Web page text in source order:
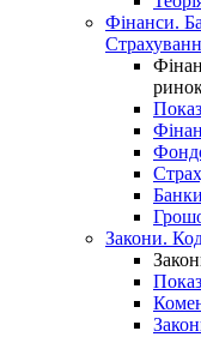
Фінанси.
Банки
Закони.